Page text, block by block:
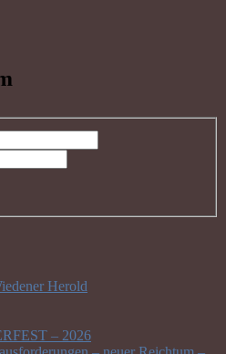
Herold
– 2026